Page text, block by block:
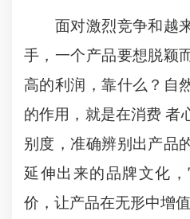
面对激烈竞争和越
手，一个产品要想脱颖
高的利润，靠什么？自
的作用，就是在消费 者
别度，准确辨别出产品
延伸出来的品牌文化
价，让产品在无形中增值